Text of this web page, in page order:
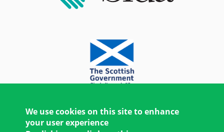
We use cookies on this site to enhance
your user experience